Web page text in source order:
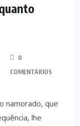
0
COMENTÁRIOS
namorado, que
lhe